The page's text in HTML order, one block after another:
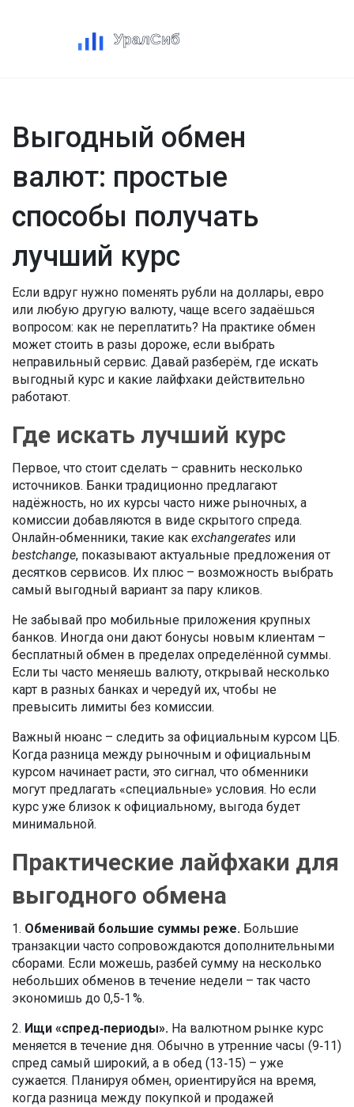
Выгодный обмен
валют: простые
способы получать
лучший курс
Если вдруг нужно поменять рубли на доллары, евро
или любую другую валюту, чаще всего задаёшься
вопросом: как не переплатить? На практике обмен
может стоить в разы дороже, если выбрать
неправильный сервис. Давай разберём, где искать
выгодный курс и какие лайфхаки действительно
работают.
Где искать лучший курс
Первое, что стоит сделать – сравнить несколько
источников. Банки традиционно предлагают
надёжность, но их курсы часто ниже рыночных, а
комиссии добавляются в виде скрытого спреда.
Онлайн‑обменники, такие как exchangerates или
bestchange, показывают актуальные предложения от
десятков сервисов. Их плюс – возможность выбрать
самый выгодный вариант за пару кликов.
Не забывай про мобильные приложения крупных
банков. Иногда они дают бонусы новым клиентам –
бесплатный обмен в пределах определённой суммы.
Если ты часто меняешь валюту, открывай несколько
карт в разных банках и чередуй их, чтобы не
превысить лимиты без комиссии.
Важный нюанс – следить за официальным курсом ЦБ.
Когда разница между рыночным и официальным
курсом начинает расти, это сигнал, что обменники
могут предлагать «специальные» условия. Но если
курс уже близок к официальному, выгода будет
минимальной.
Практические лайфхаки для
выгодного обмена
1. Обменивай большие суммы реже. Большие
транзакции часто сопровождаются дополнительными
сборами. Если можешь, разбей сумму на несколько
небольших обменов в течение недели – так часто
экономишь до 0,5‑1 %.
2. Ищи «спред‑периоды». На валютном рынке курс
меняется в течение дня. Обычно в утренние часы (9‑11)
спред самый широкий, а в обед (13‑15) – уже
сужается. Планируя обмен, ориентируйся на время,
когда разница между покупкой и продажей